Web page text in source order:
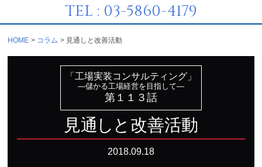
TEL : 03-5860-4179
HOME コラム 見通しと改善活動
「工場実装コンサルティング」
—儲かる工場経営を目指して—
第１１３話
見通 し と改善活動
2018.09.18